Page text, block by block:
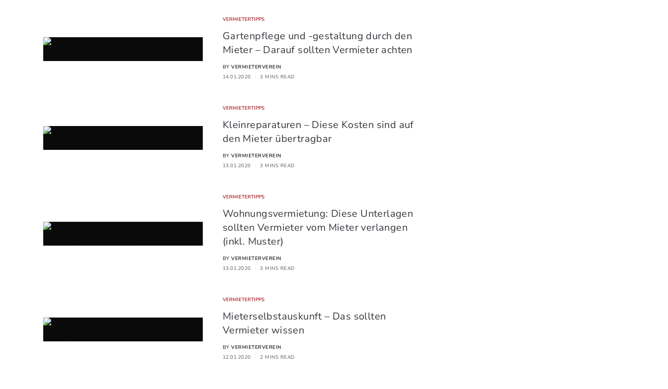
VERMIETERTIPPS
Gartenpflege und -gestaltung durch den
Mieter – Darauf sollten Vermieter achten
BY VERMIETERVEREIN
14.01.2020
3 MINS READ
VERMIETERTIPPS
Kleinreparaturen – Diese Kosten sind auf
den Mieter übertragbar
BY VERMIETERVEREIN
13.01.2020
3 MINS READ
VERMIETERTIPPS
Wohnungsvermietung: Diese Unterlagen
sollten Vermieter vom Mieter verlangen
(inkl. Muster)
BY VERMIETERVEREIN
13.01.2020
3 MINS READ
VERMIETERTIPPS
Mieterselbstauskunft – Das sollten
Vermieter wissen
BY VERMIETERVEREIN
12.01.2020
2 MINS READ